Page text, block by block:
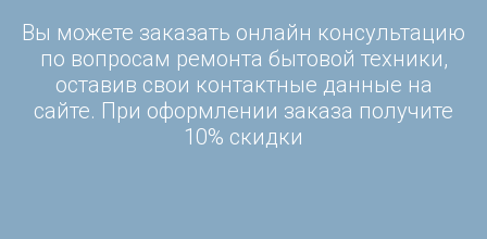
Вы можете заказать онлайн консультацию
по вопросам ремонта бытовой техники,
оставив свои контактные данные на
сайте. При оформлении заказа получите
10% скидки